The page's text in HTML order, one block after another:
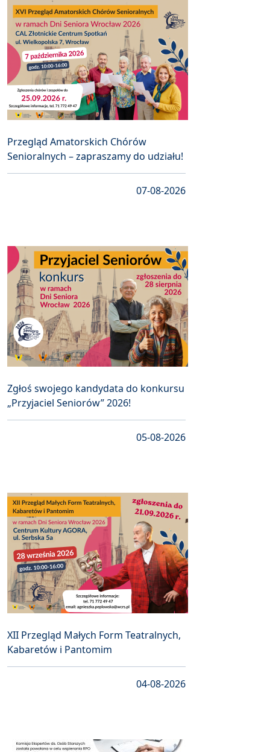
Przegląd Amatorskich Chórów
Senioralnych – zapraszamy do udziału!
07-08-2026
Zgłoś swojego kandydata do konkursu
„Przyjaciel Seniorów” 2026!
05-08-2026
XII Przegląd Małych Form Teatralnych,
Kabaretów i Pantomim
04-08-2026